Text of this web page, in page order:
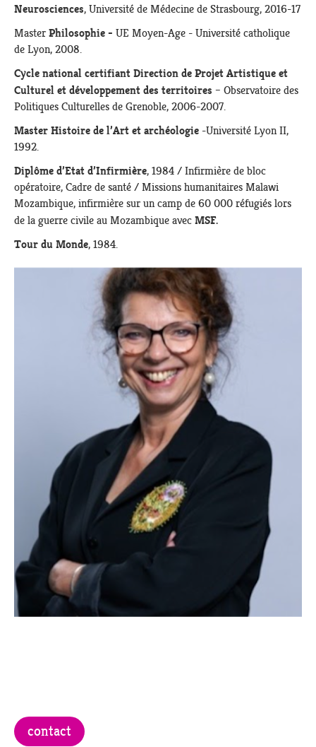
Neurosciences, Université de Médecine de Strasbourg, 2016-17
MasterPhilosophie - UE Moyen-Age - Université catholique
de Lyon, 2008.
Cycle national certifiant Direction de Projet Artistique et
Culturel et développement des territoires – Observatoire des
Politiques Culturelles de Grenoble, 2006-2007.
Master Histoire de l’Art et archéologie -Université Lyon II,
1992.
Diplôme d’Etat d’Infirmière, 1984 / Infirmière de bloc
opératoire, Cadre de santé / Missions humanitaires Malawi
Mozambique, infirmière sur un camp de 60 000 réfugiés lors
de la guerre civile au Mozambique avec MSF.
Tour du Monde, 1984.
contact